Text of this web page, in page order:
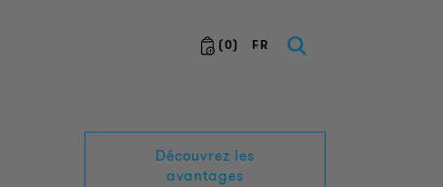
(0) FR
Découvrez les
avantages